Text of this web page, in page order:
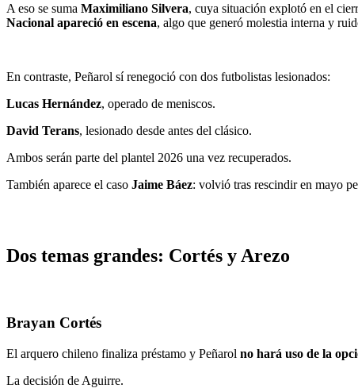
A eso se suma Maximiliano Silvera, cuya situación explotó en el
Nacional apareció en escena, algo que generó molestia interna y
En contraste, Peñarol sí renegoció con dos futbolistas lesionados:
Lucas Hernández, operado de meniscos.
David Terans, lesionado desde antes del clásico.
Ambos serán parte del plantel 2026 una vez recuperados.
También aparece el caso Jaime Báez: volvió tras rescindir en mayo
Dos temas grandes: Cortés y Arezo
Brayan Cortés
El arquero chileno finaliza préstamo y Peñarol no hará uso de la
La decisión de Aguirre.